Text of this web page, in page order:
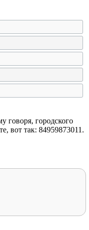
говоря, городского
вот так: 84959873011.